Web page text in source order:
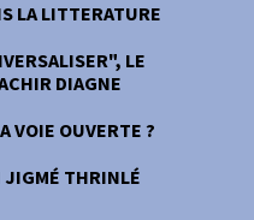
LA LITTERATURE
LE
DIAGNE
VOIE OUVERTE ?
JIGMÉ THRINLÉ